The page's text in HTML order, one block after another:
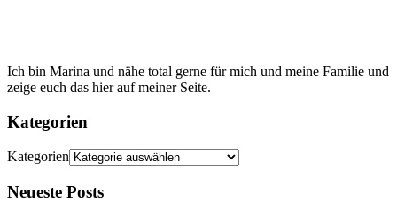
Ich bin Marina und nähe total gerne für mich und meine Familie und
zeige euch das hier auf meiner Seite.
Kategorien
Kategorien
Neueste Posts